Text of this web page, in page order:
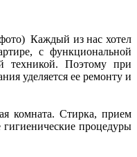
Каждый из нас хотел
с функциональной
техникой. Поэтому при
уделяется ее ремонту и
комната. Стирка, прием
процедуры